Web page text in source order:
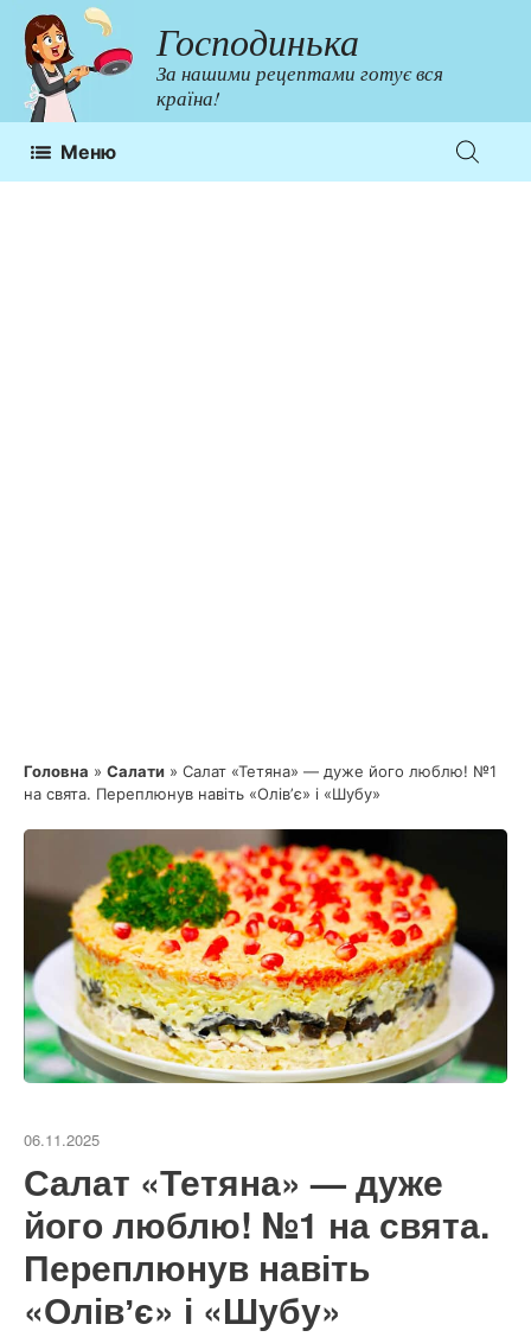
Перейти
до
контенту
Господинька
За нашими рецептами готує вся
країна!
Меню
Головна » Салати » Салат «Тетяна» — дуже його люблю! №1
на свята. Переплюнув навіть «Олівʼє» і «Шубу»
06.11.2025
Салат «Тетяна» — дуже
його люблю! №1 на свята.
Переплюнув навіть
«Олівʼє» і «Шубу»